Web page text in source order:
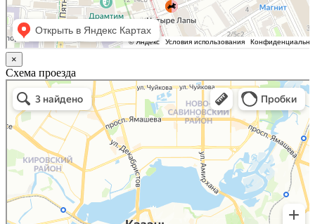
×
Схема проезда
Казань
Малый Татарский переулок, 8 на карте Москвы, ближайшее метро Новокузнецкая —
Яндекс.Карты